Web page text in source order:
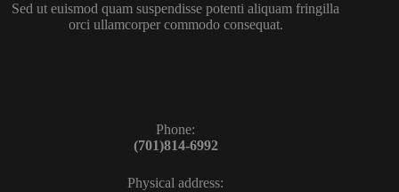
Sed ut euismod quam suspendisse potenti aliquam fringilla
orci ullamcorper commodo consequat.
Phone:
(701)814-6992
Physical address: